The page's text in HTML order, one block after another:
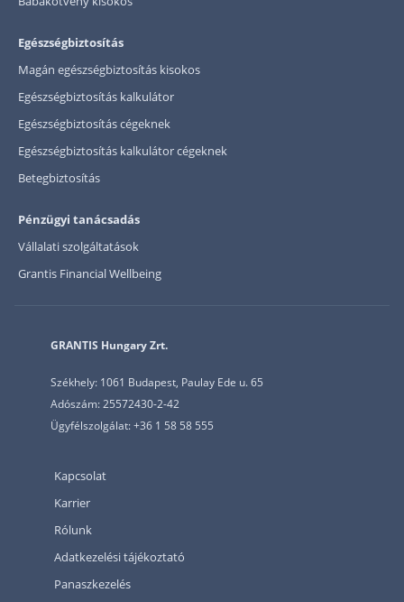
Egészségbiztosítás
Magán egészségbiztosítás kisokos
Egészségbiztosítás kalkulátor
Egészségbiztosítás cégeknek
Egészségbiztosítás kalkulátor cégeknek
Betegbiztosítás
Pénzügyi tanácsadás
Vállalati szolgáltatások
Grantis Financial Wellbeing
GRANTIS Hungary Zrt.
Székhely: 1061 Budapest, Paulay Ede u. 65
Adószám: 25572430-2-42
Ügyfélszolgálat: +36 1 58 58 555
Kapcsolat
Karrier
Rólunk
Adatkezelési tájékoztató
Panaszkezelés